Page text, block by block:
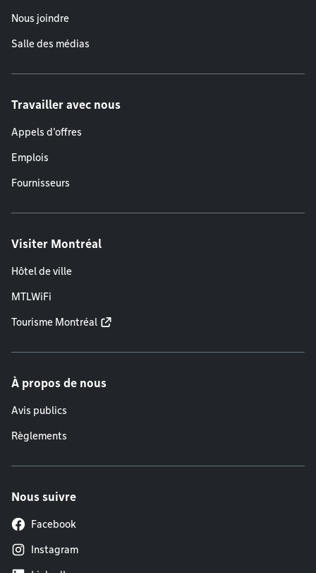
Nous joindre
Salle des médias
Travailler avec nous
Appels d'offres
Emplois
Fournisseurs
Visiter Montréal
Hôtel de ville
MTLWiFi
Tourisme Montréal
À propos de nous
Avis publics
Règlements
Nous suivre
Facebook
Instagram